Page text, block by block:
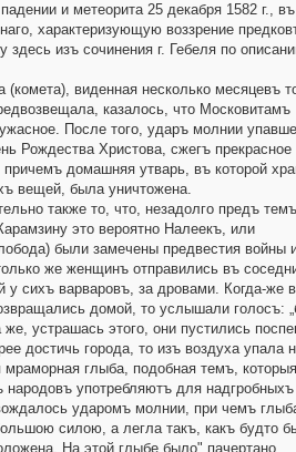
и метеорита 25 декабря 1582 г., въ
характеризующую воззрение
здесь изъ сочинения г. Гебеля по
(комета), виденная несколько месяцевъ
казалось, что Московитамъ
После того, ударъ молнии
Рождества Христова, сжегъ прекрасное
домашняя утварь, въ которой
вещей, была уничтожена.
также то, что, незадолго предъ
это вероятно Налеекъ, или
были замечены предвестия войны
же женщинъ отправились въ
у сихъ варваровъ, за дровами. Когда-же
домой, то услышали голосъ:
же, устрашась этого, они пустились
достичь города, то изъ воздуха упала
глыба, подобная темъ,
народовъ употребляютъ для
ударомъ молнии, при чемъ
силою, а легла такъ, какъ будто
На этой глыбе было" пачертано